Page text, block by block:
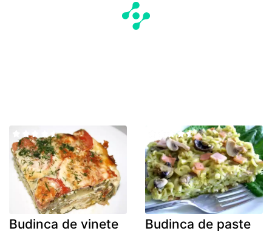
Budinca de vinete
Budinca de paste